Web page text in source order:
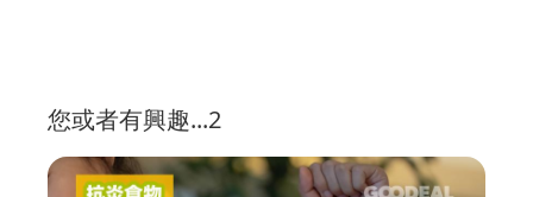
您或者有興趣...2